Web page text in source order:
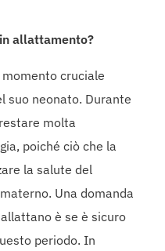
allattamento?
cruciale
suo neonato. Durante
molta
poiché ciò che la
la salute del
Una domanda
è se è sicuro
periodo. In